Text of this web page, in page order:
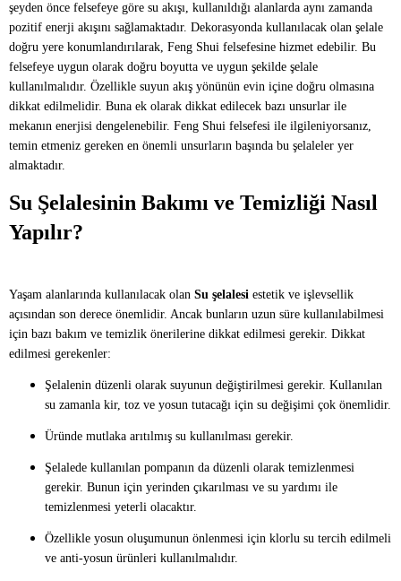
şeyden önce felsefeye göre su akışı, kullanıldığı alanlarda aynı zamanda
pozitif enerji akışını sağlamaktadır. Dekorasyonda kullanılacak olan şelale
doğru yere konumlandırılarak, Feng Shui felsefesine hizmet edebilir. Bu
felsefeye uygun olarak doğru boyutta ve uygun şekilde şelale
kullanılmalıdır. Özellikle suyun akış yönünün evin içine doğru olmasına
dikkat edilmelidir. Buna ek olarak dikkat edilecek bazı unsurlar ile
mekanın enerjisi dengelenebilir. Feng Shui felsefesi ile ilgileniyorsanız,
temin etmeniz gereken en önemli unsurların başında bu şelaleler yer
almaktadır.
Su Şelalesinin Bakımı ve Temizliği Nasıl
Yapılır?
Yaşam alanlarında kullanılacak olan Su şelalesi estetik ve işlevsellik
açısından son derece önemlidir. Ancak bunların uzun süre kullanılabilmesi
için bazı bakım ve temizlik önerilerine dikkat edilmesi gerekir. Dikkat
edilmesi gerekenler:
Şelalenin düzenli olarak suyunun değiştirilmesi gerekir. Kullanılan
su zamanla kir, toz ve yosun tutacağı için su değişimi çok önemlidir.
Üründe mutlaka arıtılmış su kullanılması gerekir.
Şelalede kullanılan pompanın da düzenli olarak temizlenmesi
gerekir. Bunun için yerinden çıkarılması ve su yardımı ile
temizlenmesi yeterli olacaktır.
Özellikle yosun oluşumunun önlenmesi için klorlu su tercih edilmeli
ve anti-yosun ürünleri kullanılmalıdır.